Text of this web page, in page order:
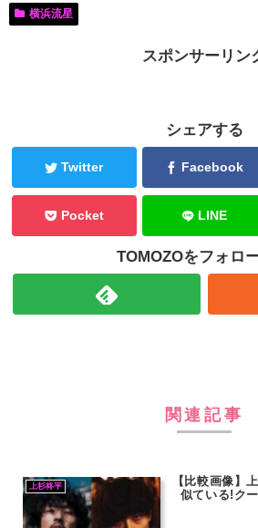
横浜流星
スポンサーリン
シェアする
Twitter Facebook
Pocket LINE
TOMOZOをフォロ
関連記事
上杉柊平
【比較画像】
似ている!ク